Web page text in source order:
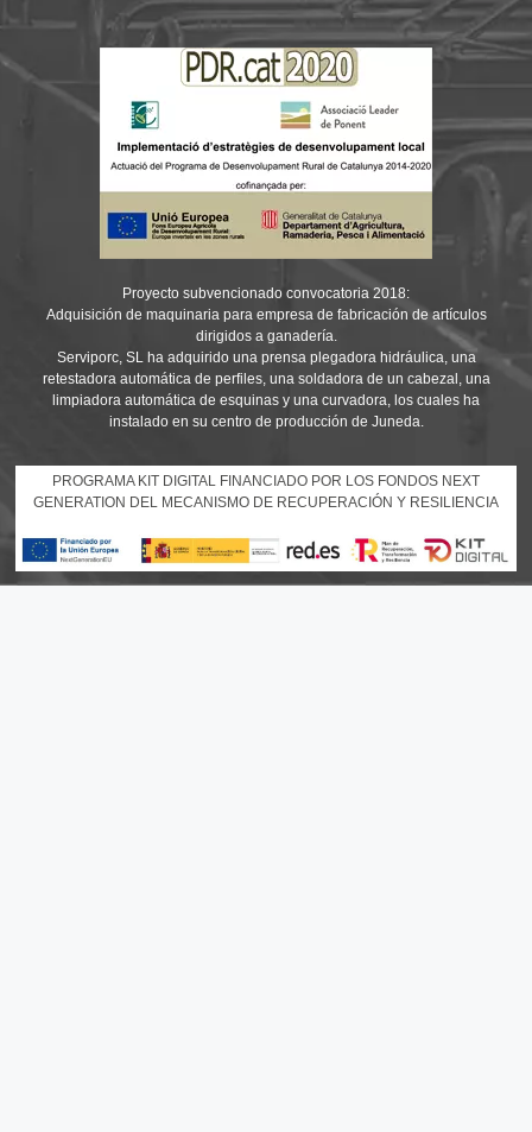
Proyecto subvencionado convocatoria 2018:
Adquisición de maquinaria para empresa de fabricación de artículos
dirigidos a ganadería.
Serviporc, SL ha adquirido una prensa plegadora hidráulica, una
retestadora automática de perfiles, una soldadora de un cabezal, una
limpiadora automática de esquinas y una curvadora, los cuales ha
instalado en su centro de producción de Juneda.
PROGRAMA KIT DIGITAL FINANCIADO POR LOS FONDOS NEXT
GENERATION DEL MECANISMO DE RECUPERACIÓN Y RESILIENCIA